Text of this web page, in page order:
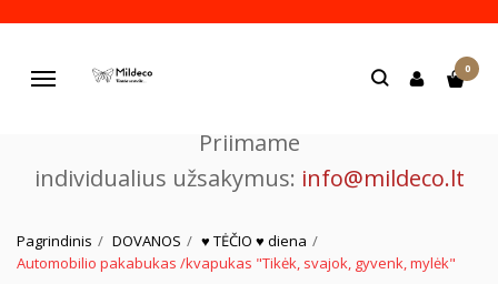
Navigacija
0
Priimame
individualius užsakymus: info@mildeco.lt
Pagrindinis DOVANOS
♥ TĖČIO ♥ diena
Automobilio pakabukas /kvapukas "Tikėk, svajok, gyvenk, mylėk"